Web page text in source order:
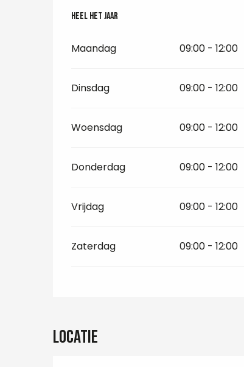
Heel het jaar
Heel het jaar
Maandag 09:00 - 12:00
Dinsdag 09:00 - 12:00
Woensdag 09:00 - 12:00
Donderdag 09:00 - 12:00
Vrijdag 09:00 - 12:00
Zaterdag 09:00 - 12:00
Locatie